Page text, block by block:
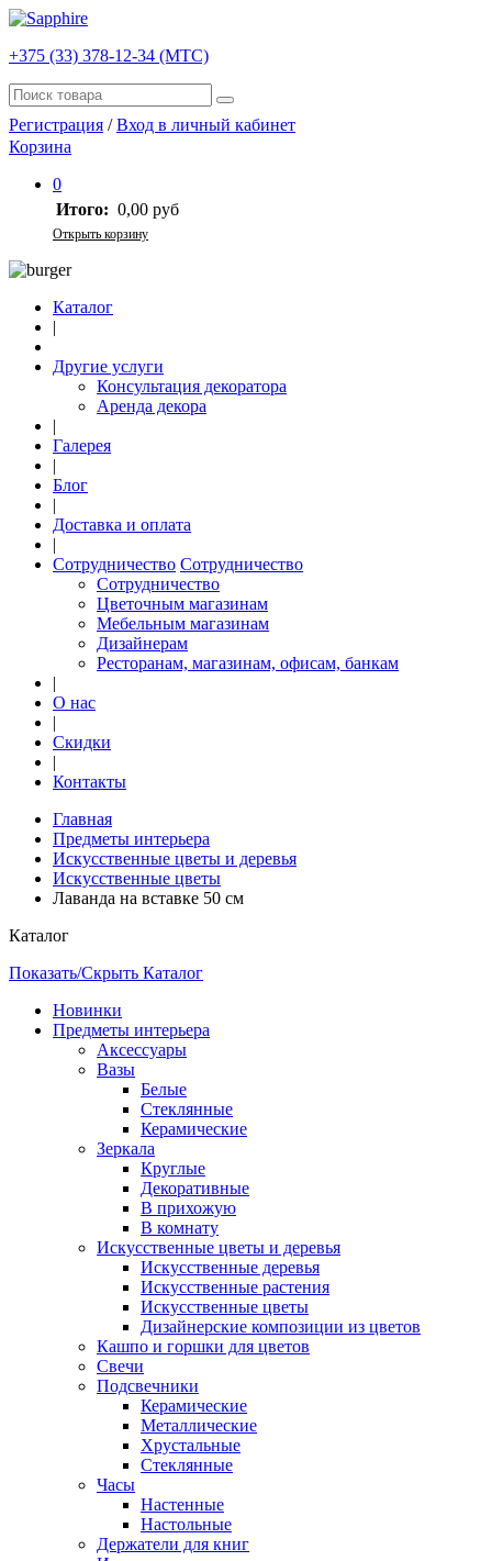
+375 (33) 378-12-34 (МТС)
Регистрация /Вход в личный кабинет
Корзина
0
Итого: 0,00 руб
Открыть корзину
Каталог
|
Другие услуги
Консультация декоратора
Аренда декора
|
Галерея
|
Блог
|
Доставка и оплата
|
Сотрудничество Сотрудничество
Сотрудничество
Цветочным магазинам
Мебельным магазинам
Дизайнерам
Ресторанам, магазинам, офисам, банкам
|
О нас
|
Скидки
|
Контакты
Главная
Предметы интерьера
Искусственные цветы и деревья
Искусственные цветы
Лаванда на вставке 50 см
Каталог
Показать/Скрыть Каталог
Новинки
Предметы интерьера
Аксессуары
Вазы
Белые
Стеклянные
Керамические
Зеркала
Круглые
Декоративные
В прихожую
В комнату
Искусственные цветы и деревья
Искусственные деревья
Искусственные растения
Искусственные цветы
Дизайнерские композиции из цветов
Кашпо и горшки для цветов
Свечи
Подсвечники
Керамические
Металлические
Хрустальные
Стеклянные
Часы
Настенные
Настольные
Держатели для книг